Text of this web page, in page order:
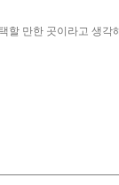
만한 곳이라고 생